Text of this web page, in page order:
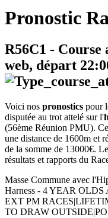
Pronostic
R56C1 - Course
web, départ
Voici nos pronostics pour
disputée au trot attelé sur l'
(56ème Réunion PMU). Ce
une distance de 1600m et
de la somme de 13000€. Le
résultats et rapports du
Masse Commune avec
Harness - 4 YEAR
EXT PM
TO DRAW